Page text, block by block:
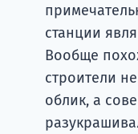
станции
Вообще
строители
облик, а